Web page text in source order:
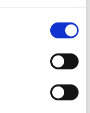
das-espigas: